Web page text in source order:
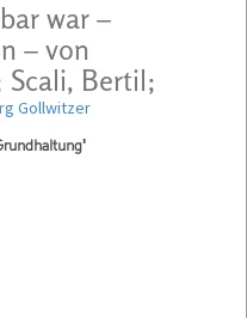
war –
– von
Scali, Bertil;
Gollwitzer